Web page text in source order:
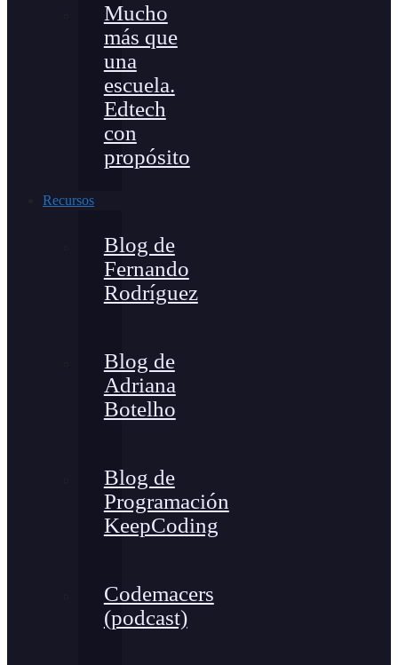
Mucho
más que
una
escuela.
Edtech
con
propósito
Recursos
Blog de
Fernando
Rodríguez
Blog de
Adriana
Botelho
Blog de
Programación
KeepCoding
Codemacers
(podcast)